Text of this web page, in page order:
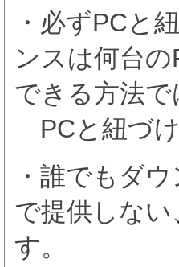
・必ずPCと
ンスは何台
できる方法で
PCと紐づ
・誰でもダ
で提供しな
す。